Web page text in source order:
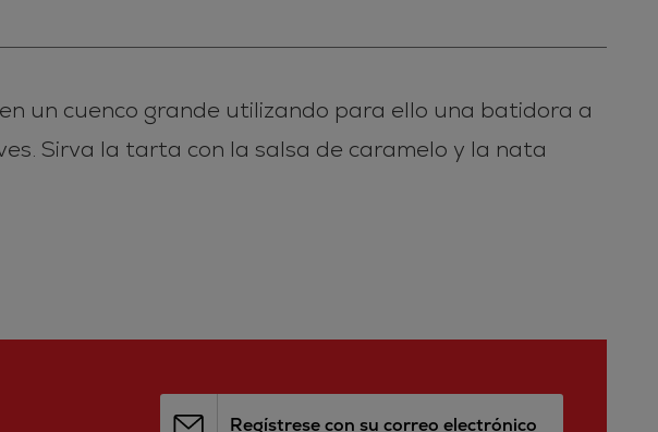
un cuenco grande utilizando para ello una batidora a
Sirva la tarta con la salsa de caramelo y la nata
Regístrese con su correo electrónico